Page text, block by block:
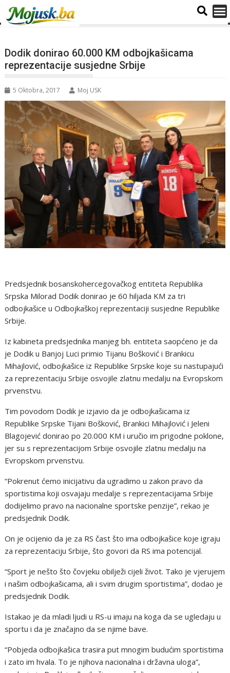
Dodik donirao 60.000 KM odbojkašicama
reprezentacije susjedne Srbije
5 Oktobra, 2017 Moj USK
Predsjednik bosanskohercegovačkog entiteta Republika
Srpska Milorad Dodik donirao je 60 hiljada KM za tri
odbojkašice u Odbojkaškoj reprezentaciji susjedne Republike
Srbije.
Iz kabineta predsjednika manjeg bh. entiteta saopćeno je da
je Dodik u Banjoj Luci primio Tijanu Bošković i Brankicu
Mihajlović, odbojkašice iz Republike Srpske koje su nastupajući
za reprezentaciju Srbije osvojile zlatnu medalju na Evropskom
prvenstvu.
Tim povodom Dodik je izjavio da je odbojkašicama iz
Republike Srpske Tijani Bošković, Brankici Mihajlović i Jeleni
Blagojević donirao po 20.000 KM i uručio im prigodne poklone,
jer su s reprezentacijom Srbije osvojile zlatnu medalju na
Evropskom prvenstvu.
“Pokrenut ćemo inicijativu da ugradimo u zakon pravo da
sportistima koji osvajaju medalje s reprezеntacijama Srbije
dodijelimo pravo na nacionalne sportske penzije”, rekao je
predsjednik Dodik.
On je ocijenio da je za RS čast što ima odbojkašice koje igraju
za reprezentaciju Srbije, što govori da RS ima potencijal.
“Sport je nešto što čovjeku obilježi cijeli život. Tako je vjerujem
i našim odbojkašicama, ali i svim drugim sportistima”, dodao je
predsjednik Dodik.
Istakao je da mladi ljudi u RS-u imaju na koga da se ugledaju u
sportu i da je značajno da se njime bave.
“Pobjeda odbojkašica trasira put mnogim budućim sportistima
i zato im hvala. To je njihova nacionalna i državna uloga”,